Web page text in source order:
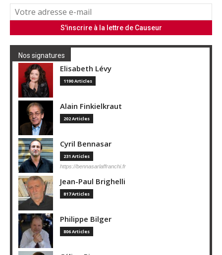
Nos signatures
Elisabeth Lévy
1190 Articles
Alain Finkielkraut
202 Articles
Cyril Bennasar
231 Articles
https://bennasarlaffranchi.fr
Jean-Paul Brighelli
817 Articles
Philippe Bilger
806 Articles